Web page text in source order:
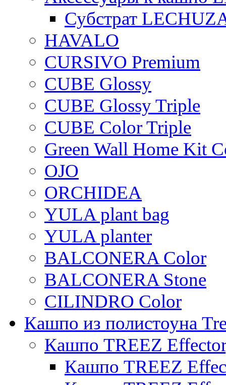
Субстрат
HAVALO
CURSIVO Premium
CUBE Glossy
CUBE Glossy Triple
CUBE Color Triple
Green Wall Home Kit
OJO
ORCHIDEA
YULA plant bag
YULA planter
BALCONERA Color
BALCONERA Stone
CILINDRO Color
Кашпо из полистоуна
Кашпо TREEZ
Кашпо TREEZ